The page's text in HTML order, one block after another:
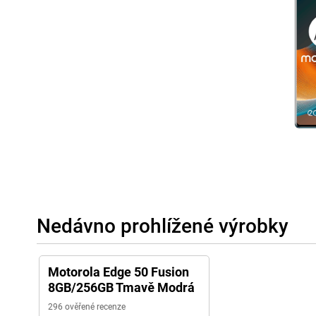
Nedávno prohlížené výrobky
Motorola Edge 50 Fusion
8GB/256GB Tmavě Modrá
296 ověřené recenze